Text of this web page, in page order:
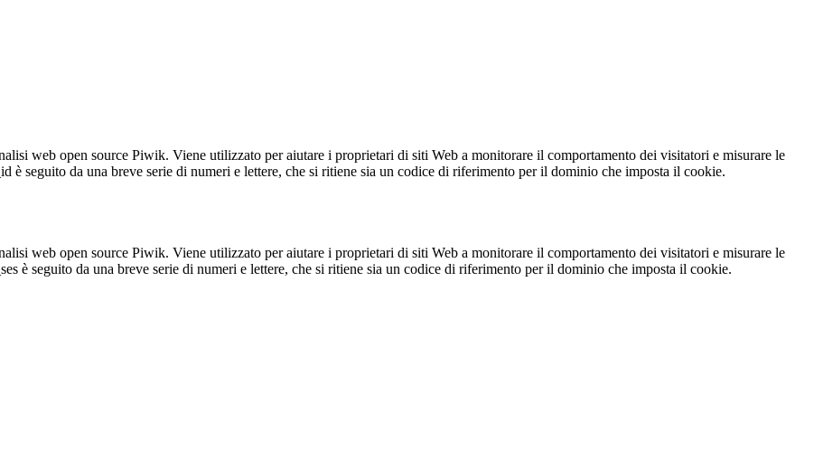
web open source Piwik. Viene utilizzato per aiutare i proprietari di siti Web a monitorare il comportamento dei visitatori e misurare le
seguito da una breve serie di numeri e lettere, che si ritiene sia un codice di riferimento per il dominio che imposta il cookie.
web open source Piwik. Viene utilizzato per aiutare i proprietari di siti Web a monitorare il comportamento dei visitatori e misurare le
è seguito da una breve serie di numeri e lettere, che si ritiene sia un codice di riferimento per il dominio che imposta il cookie.